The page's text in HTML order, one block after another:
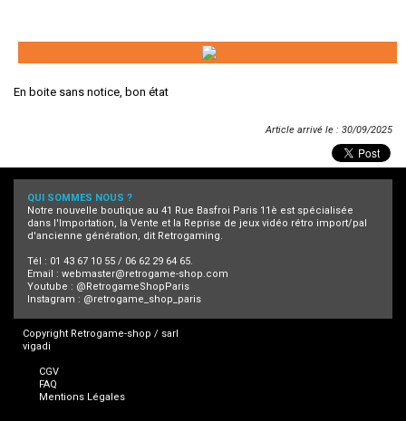
En boite sans notice, bon état
Article arrivé le : 30/09/2025
QUI SOMMES NOUS ?
Notre nouvelle boutique au 41 Rue Basfroi Paris 11è est spécialisée
dans l'Importation, la Vente et la Reprise de jeux vidéo rétro import/pal
d'ancienne génération, dit Retrogaming.
Tél : 01 43 67 10 55 / 06 62 29 64 65.
Email : webmaster@retrogame-shop.com
Youtube : @RetrogameShopParis
Instagram : @retrogame_shop_paris
Copyright Retrogame-shop / sarl
vigadi
CGV
FAQ
Mentions Légales